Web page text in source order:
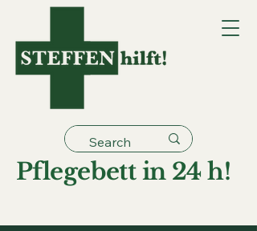
Pflegebett in 24 h!